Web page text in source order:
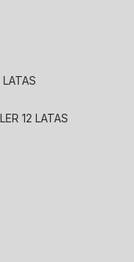
12 LATAS